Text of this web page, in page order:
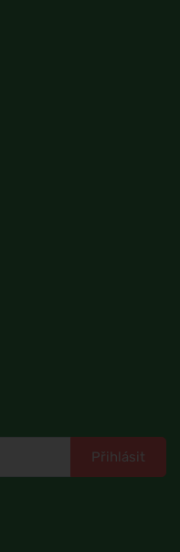
Přihlásit